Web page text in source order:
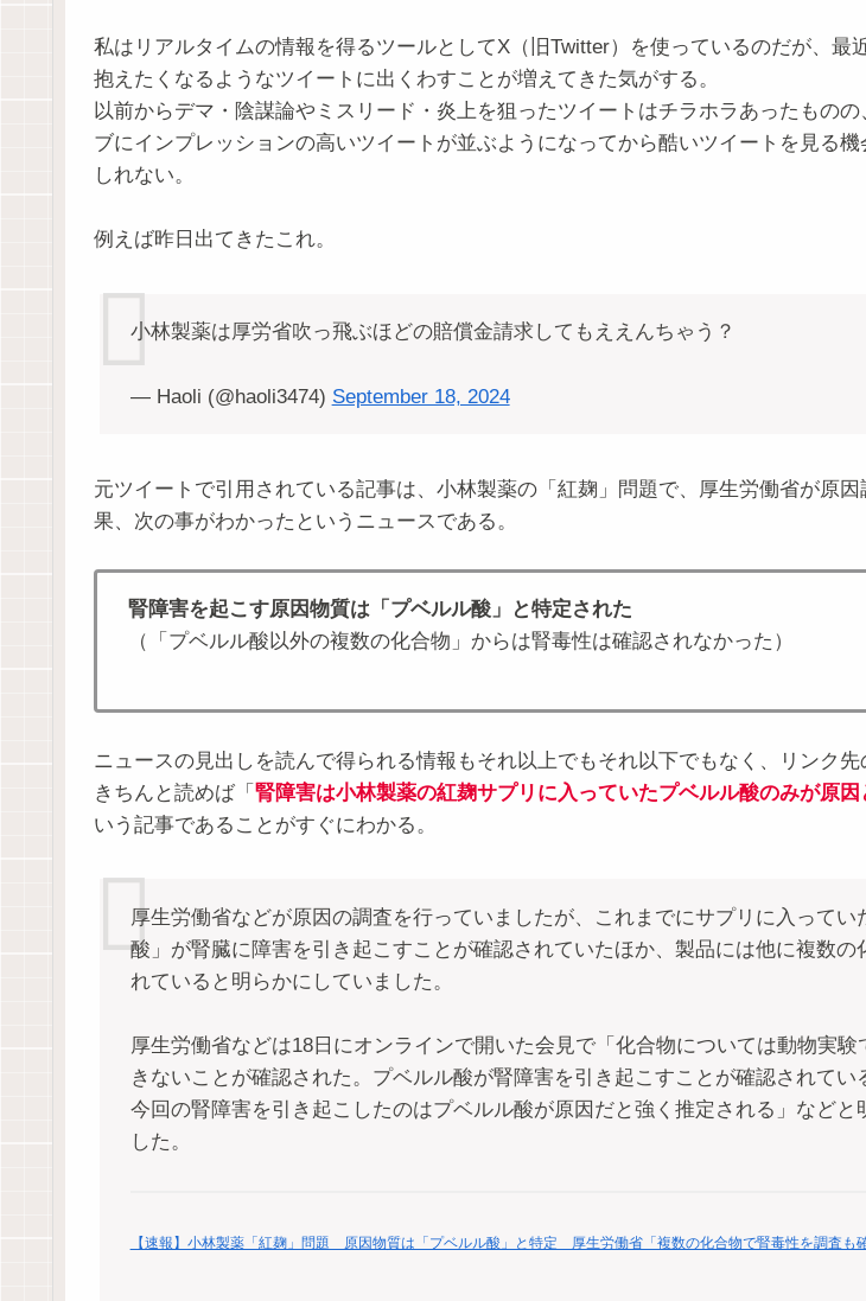
私はリアルタイムの情報を得るツールとしてX（旧Twitter）を使っているのだが、最
抱えたくなるようなツイートに出くわすことが増えてきた気がする。
以前からデマ・陰謀論やミスリード・炎上を狙ったツイートはチラホラあったものの
ブにインプレッションの高いツイートが並ぶようになってから酷いツイートを見る機
しれない。
例えば昨日出てきたこれ。
小林製薬は厚労省吹っ飛ぶほどの賠償金請求してもええんちゃう？
— Haoli (@haoli3474) September 18, 2024
元ツイートで引用されている記事は、小林製薬の「紅麹」問題で、厚生労働省が原
果、次の事がわかったというニュースである。
腎障害を起こす原因物質は「プベルル酸」と特定された
（「プベルル酸以外の複数の化合物」からは腎毒性は確認されなかった）
ニュースの見出しを読んで得られる情報もそれ以上でもそれ以下でもなく、リンク
きちんと読めば「 腎障害は小林製薬の紅麹サプリに入っていたプベルル酸のみが原因
いう記事であることがすぐにわかる。
厚生労働省などが原因の調査を行っていましたが、これまでにサプリに入ってい
酸」が腎臓に障害を引き起こすことが確認されていたほか、製品には他に複数の
れていると明らかにしていました。
厚生労働省などは18日にオンラインで開いた会見で「化合物については動物実験
きないことが確認された。プベルル酸が腎障害を引き起こすことが確認されてい
今回の腎障害を引き起こしたのはプベルル酸が原因だと強く推定される」などと
した。
【速報】小林製薬「紅麹」問題 原因物質は「プベルル酸」と特定 厚生労働省「複数の化合物で腎毒性を調査も確